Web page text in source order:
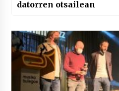
datorren otsailean